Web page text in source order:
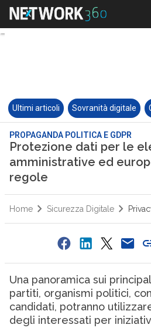
Ultimi articoli Sovranità digitale
PROPAGANDA POLITICA E GDPR
Protezione dati per le
amministrative ed
regole
Home Sicurezza Digitale
Una panoramica sui
partiti, organismi politici,
candidati, potranno
degli interessati per